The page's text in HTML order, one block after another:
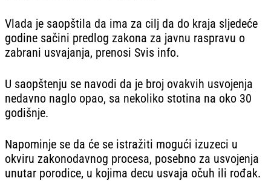
Vlada je saopštila da ima za cilj da do kraja sljedeće
godine sačini predlog zakona za javnu raspravu o
zabrani usvajanja, prenosi Svis info.
U saopštenju se navodi da je broj ovakvih usvojenja
nedavno naglo opao, sa nekoliko stotina na oko 30
godišnje.
Napominje se da će se istražiti mogući izuzeci u
okviru zakonodavnog procesa, posebno za usvojenja
unutar porodice, u kojima decu usvaja očuh ili rođak.